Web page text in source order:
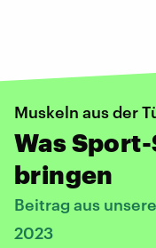
Muskeln aus der
Was
bringen
Beitrag aus
2023